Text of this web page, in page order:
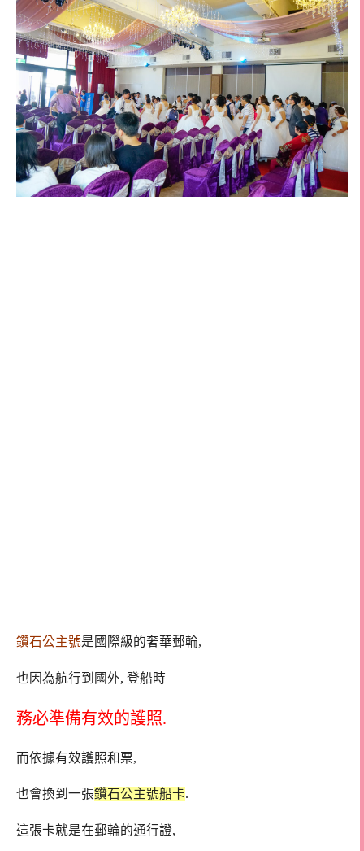
鑽石公主號是國際級的奢華郵輪,
也因為航行到國外, 登船時
務必準備有效的護照.
而依據有效護照和票,
也會換到一張鑽石公主號船卡.
這張卡就是在郵輪的通行證,